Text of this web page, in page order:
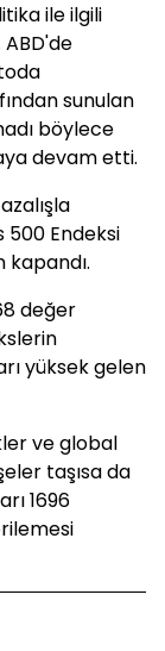
ile ilgili
sunulan
böylece
devam etti.
500 Endeksi
kapandı.
değer
yüksek gelen
ve global
taşısa da
1696